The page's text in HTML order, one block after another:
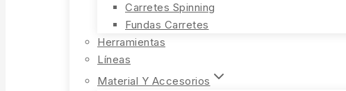
Carretes Spinning
Fundas Carretes
Herramientas
Líneas
Material Y Accesorios